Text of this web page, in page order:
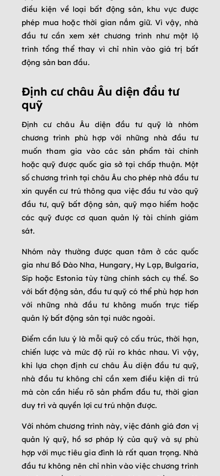
điều kiện về loại bất động sản, khu vực được
phép mua hoặc thời gian nắm giữ. Vì vậy, nhà
đầu tư cần xem xét chương trình như một lộ
trình tổng thể thay vì chỉ nhìn vào giá trị bất
động sản ban đầu.
Định cư châu Âu diện đầu tư
quỹ
Định cư châu Âu diện đầu tư quỹ là nhóm
chương trình phù hợp với những nhà đầu tư
muốn tham gia vào các sản phẩm tài chính
hoặc quỹ được quốc gia sở tại chấp thuận. Một
số chương trình tại châu Âu cho phép nhà đầu tư
xin quyền cư trú thông qua việc đầu tư vào quỹ
đầu tư, quỹ bất động sản, quỹ mạo hiểm hoặc
các quỹ được cơ quan quản lý tài chính giám
sát.
Nhóm này thường được quan tâm ở các quốc
gia như Bồ Đào Nha, Hungary, Hy Lạp, Bulgaria,
Síp hoặc Estonia tùy từng chính sách cụ thể. So
với bất động sản, đầu tư quỹ có thể phù hợp hơn
với những nhà đầu tư không muốn trực tiếp
quản lý bất động sản tại nước ngoài.
Điểm cần lưu ý là mỗi quỹ có cấu trúc, thời hạn,
chiến lược và mức độ rủi ro khác nhau. Vì vậy,
khi lựa chọn định cư châu Âu diện đầu tư quỹ,
nhà đầu tư không chỉ cần xem điều kiện di trú
mà còn cần hiểu rõ sản phẩm đầu tư, thời gian
duy trì và quyền lợi cư trú nhận được.
Với nhóm chương trình này, việc đánh giá đơn vị
quản lý quỹ, hồ sơ pháp lý của quỹ và sự phù
hợp với mục tiêu gia đình là rất quan trọng. Nhà
đầu tư không nên chỉ nhìn vào việc chương trình